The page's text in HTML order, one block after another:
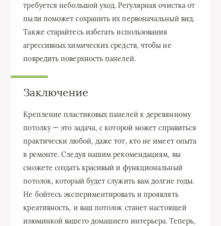
требуется небольшой уход. Регулярная очистка от
пыли поможет сохранить их первоначальный вид.
Также старайтесь избегать использования
агрессивных химических средств, чтобы не
повредить поверхность панелей.
Заключение
Крепление пластиковых панелей к деревянному
потолку — это задача, с которой может справиться
практически любой, даже тот, кто не имеет опыта
в ремонте. Следуя нашим рекомендациям, вы
сможете создать красивый и функциональный
потолок, который будет служить вам долгие годы.
Не бойтесь экспериментировать и проявлять
креативность, и ваш потолок станет настоящей
изюминкой вашего домашнего интерьера. Теперь,